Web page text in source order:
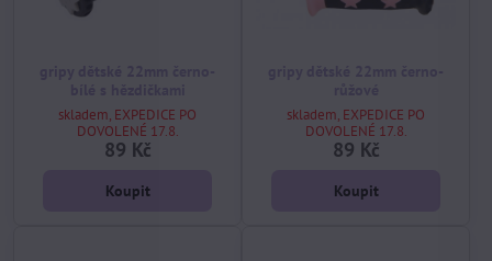
skladem, EXPEDICE PO
DOVOLENÉ 17.8.
89 Kč
Koupit
skladem, EXPEDICE PO
DOVOLENÉ 17.8.
89 Kč
Koupit